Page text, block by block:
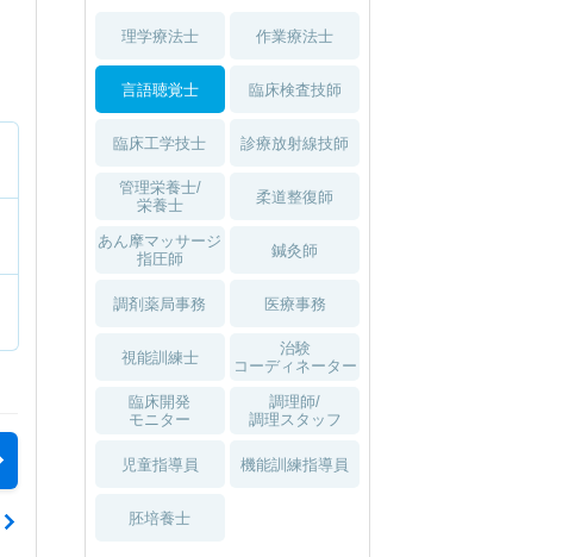
理学療法士 作業療法士
言語聴覚士 臨床検査技師
臨床工学技士 診療放射線技師
管理栄養士/
栄養士
柔道整復師
あん摩マッサージ
指圧師
鍼灸師
調剤薬局事務 医療事務
視能訓練士
治験
コーディネーター
臨床開発
モニター
調理師/
調理スタッフ
児童指導員 機能訓練指導員
胚培養士